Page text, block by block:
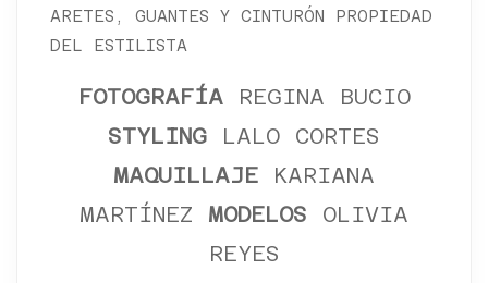
ARETES, GUANTES Y CINTURÓN PROPIEDAD
DEL ESTILISTA
FOTOGRAFÍA
REGINA BUCIO
STYLING LALO CORTES
MAQUILLAJE
KARIANA
MARTÍNEZ MODELOS OLIVIA
REYES